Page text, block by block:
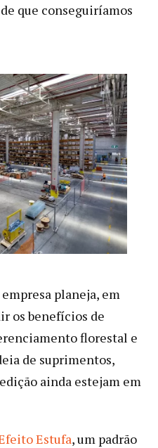
que conseguiríamos
planeja, em
os benefícios de
florestal e
de suprimentos,
ainda estejam em
Estufa, um padrão